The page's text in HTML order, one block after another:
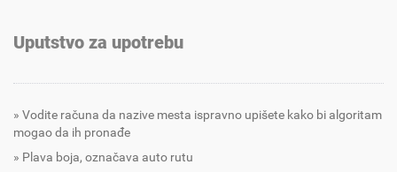
Uputstvo za upotrebu
Vodite računa da nazive mesta ispravno upišete kako bi algoritam
mogao da ih pronađe
Plava boja, označava auto rutu